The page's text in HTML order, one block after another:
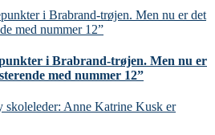
i Brabrand-trøjen. Men nu er
med nummer 12”